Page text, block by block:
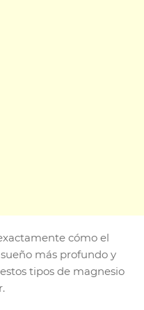
cómo el
más profundo y
tipos de magnesio